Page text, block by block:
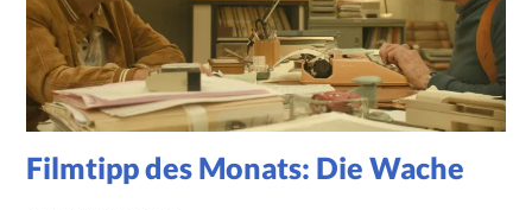
Filmtipp des Monats: Die Wache